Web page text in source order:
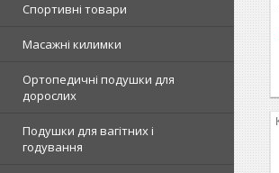
Спортивні товари
Масажні килимки
Ортопедичні подушки для
дорослих
Подушки для вагітних і
годування